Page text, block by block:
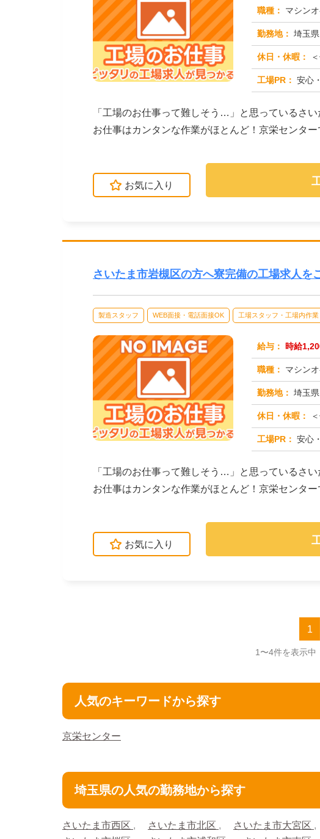
職種： マシン
勤務地： 埼玉
休日・休暇： ＜
工場PR： 安心・安定
「工場のお仕事って難しそう…」と思っているさ
お仕事はカンタンな作業がほとんど！京栄センタ
お気に入り
さいたま市岩槻区の方へ寮完備の工場求人を
製造スタッフ WEB面接・電話面接OK 工場スタッフ・工場内作業
給与： 時給
職種： マシン
勤務地： 埼玉
休日・休暇： ＜
工場PR： 安心・安定
「工場のお仕事って難しそう…」と思っているさ
お仕事はカンタンな作業がほとんど！京栄センタ
お気に入り
1
1〜4件を表示中
人気のキーワードから探す
京栄センター
埼玉県の人気の勤務地から探す
さいたま市西区 さいたま市北区 さいたま市大宮区